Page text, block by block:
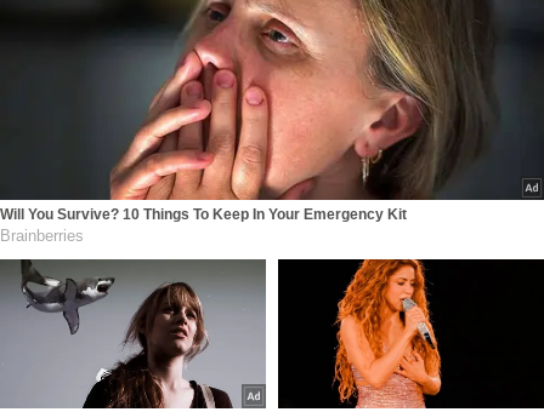
Will You Survive? 10 Things To Keep In Your Emergency Kit
Brainberries